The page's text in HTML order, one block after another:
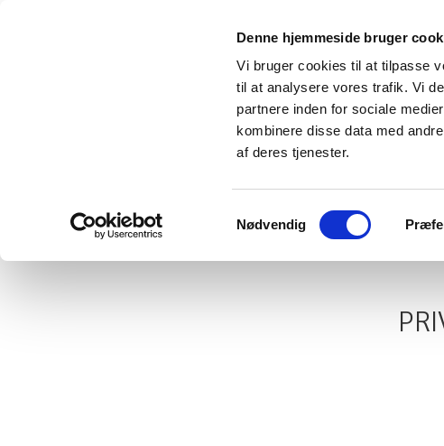
Denne hjemmeside bruger
Vi bruger cookies til at tilpasse
til at analysere vores trafik. Vi
partnere inden for sociale
kombinere disse data med
af deres tjenester.
Nødvendig
Forsiden Forbered dig